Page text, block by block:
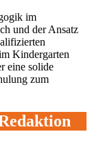
im
und der Ansatz
Kindergarten
eine solide
zum